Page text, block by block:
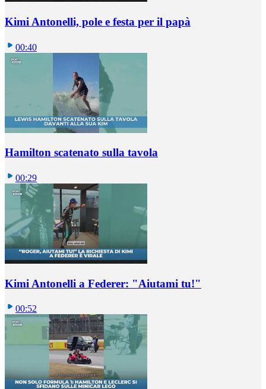
Kimi Antonelli, pole e festa per il papà
00:40
Hamilton scatenato sulla tavola
00:29
Kimi Antonelli a Federer: "Aiutami tu!"
00:52